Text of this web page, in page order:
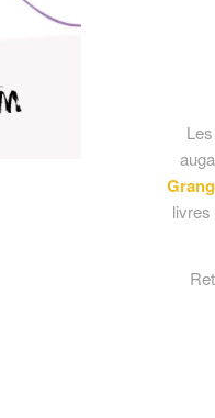
livres